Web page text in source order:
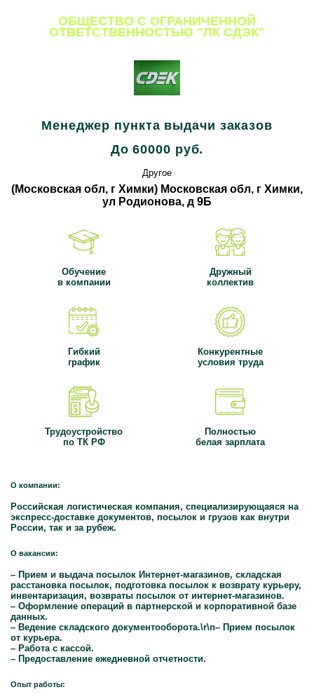
ОБЩЕСТВО С ОГРАНИЧЕННОЙ
ОТВЕТСТВЕННОСТЬЮ "ЛК СДЭК"
Менеджер пункта выдачи заказов
До 60000 руб.
Другое
(Московская обл, г Химки) Московская обл, г Химки,
ул Родионова, д 9Б
Обучение
в компании
Дружный
коллектив
Гибкий
график
Конкурентные
условия труда
Трудоустройство
по ТК РФ
Полностью
белая зарплата
О компании:
Российская логистическая компания, специализирующаяся на
экспресс-доставке документов, посылок и грузов как внутри
России, так и за рубеж.
О вакансии:
– Прием и выдача посылок Интернет-магазинов, складская
расстановка посылок, подготовка посылок к возврату курьеру,
инвентаризация, возвраты посылок от интернет-магазинов.
– Оформление операций в партнерской и корпоративной базе
данных.
– Ведение складского документооборота.\r\n– Прием посылок
от курьера.
– Работа с кассой.
– Предоставление ежедневной отчетности.
Опыт работы: